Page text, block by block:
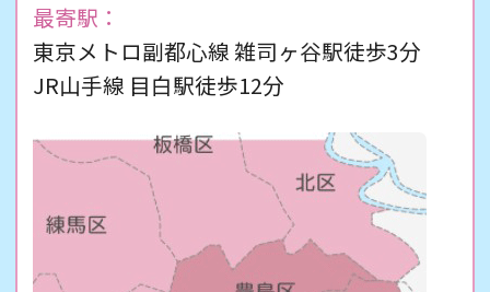
2021年4月より柏木先生、橋川先生が赴任し
ました。
内科専門医を取得されています。
です。
お気軽にご相談ください。
医師紹介ページ≫
新型コロナウイルスの各種検査について
最寄駅：
東京メトロ副都心線 雑司ヶ谷駅徒歩3分
JR山手線 目白駅徒歩12分